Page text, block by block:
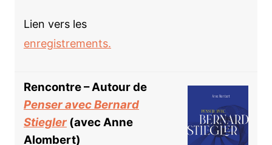
Lien vers les
enregistrements.
Rencontre – Autour de
Penser avec Bernard
Stiegler(avec Anne
Alombert)